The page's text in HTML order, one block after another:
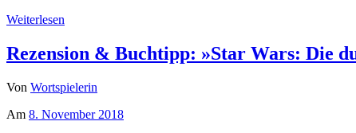
Weiterlesen
Rezension & Buchtipp: »Star Wars: Die
Von Wortspielerin
Am 8. November 2018